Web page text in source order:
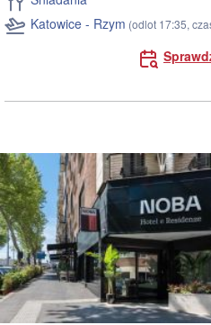
Katowice - Rzym (odlot 17:35,